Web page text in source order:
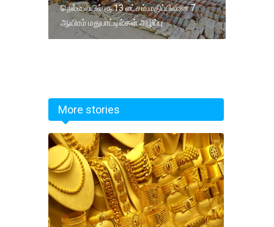
நெல்லையில் ரூ.13 லட்சம் மதிப்பிலான 7
ஆயிரம் மதுபாட்டில்கள் அழிப்பு
More stories